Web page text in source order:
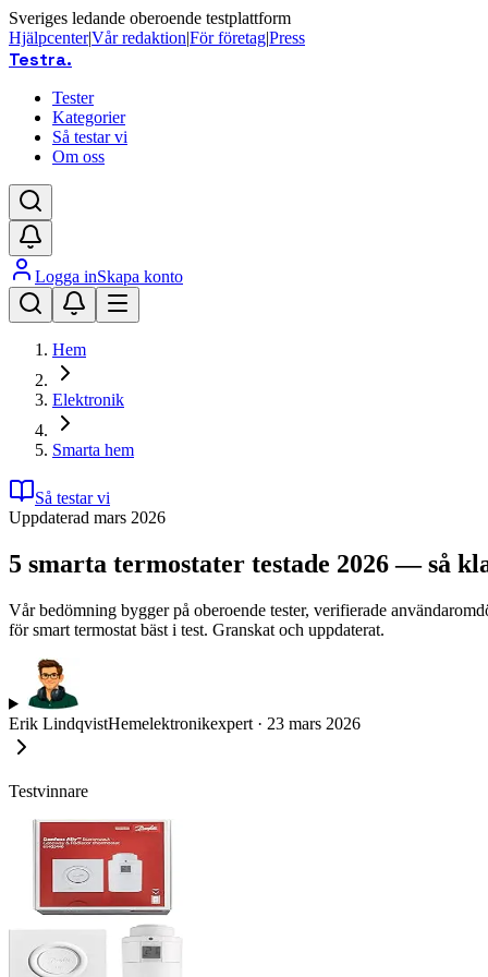
Sveriges ledande oberoende testplattform
Hjälpcenter|Vår redaktion|För företag|Press
Testra.
Tester
Kategorier
Så testar vi
Om oss
Logga inSkapa konto
Hem
Elektronik
Smarta hem
Så testar vi
Uppdaterad mars 2026
5 smarta termostater testade 2026 — så
Vår bedömning bygger på oberoende tester, verifierade
för smart termostat bäst i test. Granskat och uppdaterat.
Erik LindqvistHemelektronikexpert · 23 mars 2026
Testvinnare